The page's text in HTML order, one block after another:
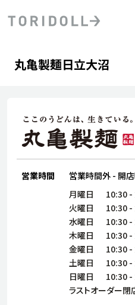
会社情報
株主・投資家情報
サステナビリティ
PRニュース
中長期経
デジタルト
フォーメ
DXビジョ
ライブラリ
粟田社長
トリドー
ステーク
丸亀製麺日立大沼
営業時間 営業時間外 - 開
月曜日 10:30 -
火曜日
10:30 -
水曜日
10:30 -
木曜日
10:30 -
金曜日
10:30 -
土曜日
10:30 -
日曜日
10:30 -
ラストオーダー